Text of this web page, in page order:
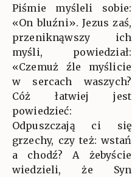
Piśmie myśleli sobie:
«On bluźni». Jezus zaś,
przeniknąwszy ich
myśli, powiedział:
«Czemuż źle myślicie
w sercach waszych?
Cóż łatwiej jest
powiedzieć:
Odpuszczają ci się
grzechy, czy też: wstań
a chodź? A żebyście
wiedzieli, że Syn